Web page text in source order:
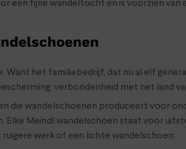
een fijne wandeltocht en is voorzien
Want het familiebedrijf, dat nu al elf
verbondenheid met het land
die wandelschoenen produceert voor
Elke Meindl wandelschoen staat voor
werk of een lichte wandelschoen.